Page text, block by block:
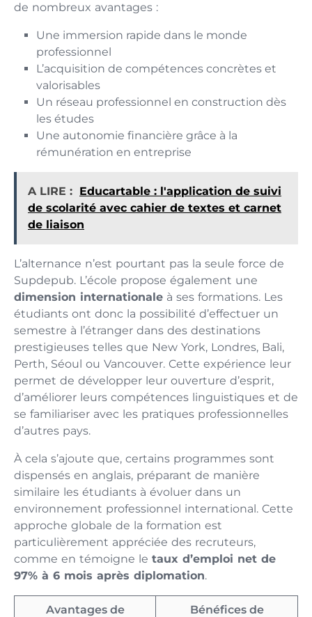
de nombreux avantages :
Une immersion rapide dans le monde
professionnel
L’acquisition de compétences concrètes et
valorisables
Un réseau professionnel en construction dès
les études
Une autonomie financière grâce à la
rémunération en entreprise
A LIRE : Educartable : l'application de suivi
de scolarité avec cahier de textes et carnet
de liaison
L’alternance n’est pourtant pas la seule force de
Supdepub. L’école propose également une
dimension internationale à ses formations. Les
étudiants ont donc la possibilité d’effectuer un
semestre à l’étranger dans des destinations
prestigieuses telles que New York, Londres, Bali,
Perth, Séoul ou Vancouver. Cette expérience leur
permet de développer leur ouverture d’esprit,
d’améliorer leurs compétences linguistiques et de
se familiariser avec les pratiques professionnelles
d’autres pays.
À cela s’ajoute que, certains programmes sont
dispensés en anglais, préparant de manière
similaire les étudiants à évoluer dans un
environnement professionnel international. Cette
approche globale de la formation est
particulièrement appréciée des recruteurs,
comme en témoigne le taux d’emploi net de
97% à 6 mois après diplomation.
Avantages de
Bénéfices de